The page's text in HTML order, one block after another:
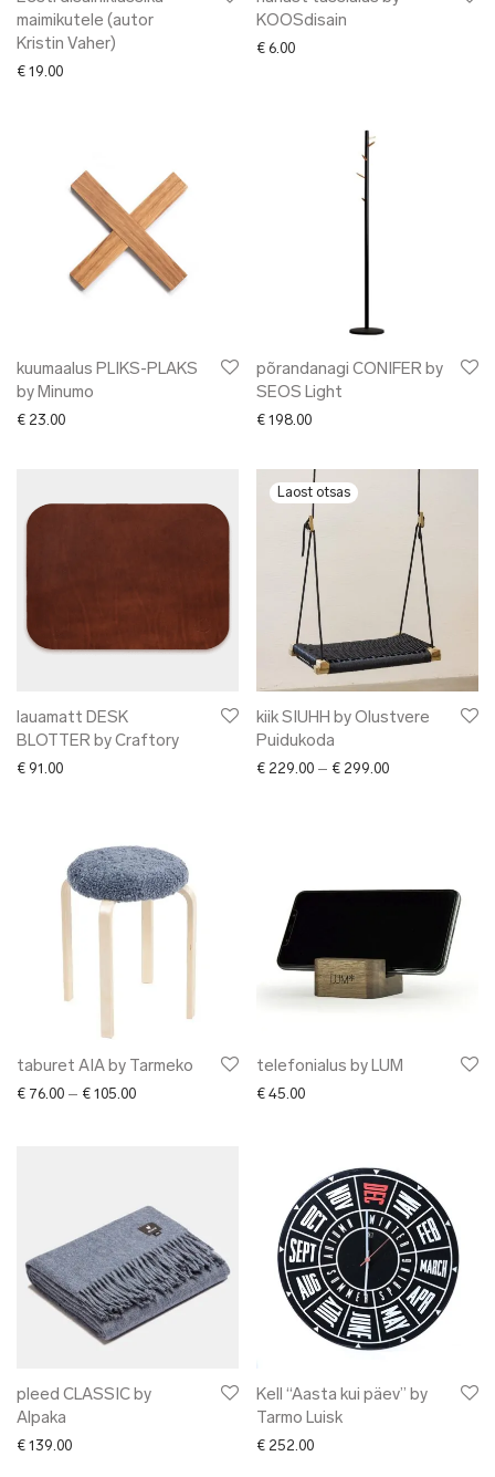
maimikutele (autor
Kristin Vaher)
€ 19.00
KOOSdisain
€ 6.00
kuumaalus PLIKS-PLAKS
by Minumo
€ 23.00
põrandanagi CONIFER by
SEOS Light
€ 198.00
lauamatt DESK
BLOTTER by Craftory
€ 91.00
kiik SIUHH by Olustvere
Puidukoda
€ 229.00 – € 299.00Price range: €
taburet AIA by Tarmeko
€ 76.00 – € 105.00Price range: € 76.00 through € 105.00
telefonialus by LUM
€ 45.00
pleed CLASSIC by
Alpaka
€ 139.00
Kell “Aasta kui päev” by
Tarmo Luisk
€ 252.00